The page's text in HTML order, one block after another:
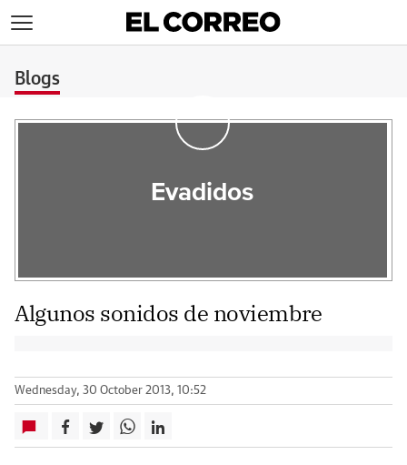
Blogs
Evadidos
Algunos sonidos de noviembre
Wednesday, 30 October 2013, 10:52